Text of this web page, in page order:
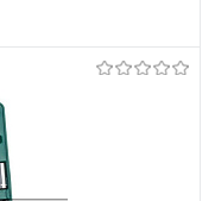
В наличии